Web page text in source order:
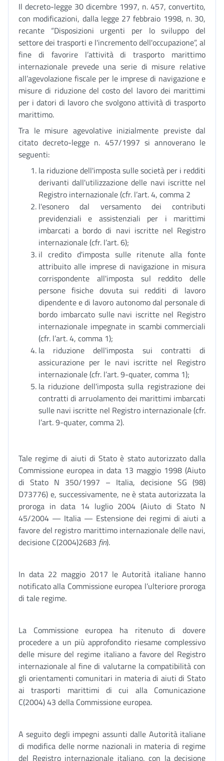
Il decreto-legge 30 dicembre 1997, n. 457, convertito,
con modificazioni, dalla legge 27 febbraio 1998, n. 30,
recante “Disposizioni urgenti per lo sviluppo del
settore dei trasporti e l'incremento dell'occupazione”, al
fine di favorire l’attività di trasporto marittimo
internazionale prevede una serie di misure relative
all’agevolazione fiscale per le imprese di navigazione e
misure di riduzione del costo del lavoro dei marittimi
per i datori di lavoro che svolgono attività di trasporto
marittimo.
Tra le misure agevolative inizialmente previste dal
citato decreto-legge n. 457/1997 si annoverano le
seguenti:
la riduzione dell'imposta sulle società per i redditi
derivanti dall'utilizzazione delle navi iscritte nel
Registro internazionale (cfr. l’art. 4, comma 2
l'esonero dal versamento dei contributi
previdenziali e assistenziali per i marittimi
imbarcati a bordo di navi iscritte nel Registro
internazionale (cfr. l’art. 6);
il credito d'imposta sulle ritenute alla fonte
attribuito alle imprese di navigazione in misura
corrispondente all'imposta sul reddito delle
persone fisiche dovuta sui redditi di lavoro
dipendente e di lavoro autonomo dal personale di
bordo imbarcato sulle navi iscritte nel Registro
internazionale impegnate in scambi commerciali
(cfr. l’art. 4, comma 1);
la riduzione dell'imposta sui contratti di
assicurazione per le navi iscritte nel Registro
internazionale (cfr. l’art. 9-quater, comma 1);
la riduzione dell'imposta sulla registrazione dei
contratti di arruolamento dei marittimi imbarcati
sulle navi iscritte nel Registro internazionale (cfr.
l’art. 9-quater, comma 2).
Tale regime di aiuti di Stato è stato autorizzato dalla
Commissione europea in data 13 maggio 1998 (Aiuto
di Stato N 350/1997 – Italia, decisione SG (98)
D73776) e, successivamente, ne è stata autorizzata la
proroga in data 14 luglio 2004 (Aiuto di Stato N
45/2004 — Italia — Estensione dei regimi di aiuti a
favore del registro marittimo internazionale delle navi,
decisione C(2004)2683 fin).
In data 22 maggio 2017 le Autorità italiane hanno
notificato alla Commissione europea l’ulteriore proroga
di tale regime.
La Commissione europea ha ritenuto di dovere
procedere a un più approfondito riesame complessivo
delle misure del regime italiano a favore del Registro
internazionale al fine di valutarne la compatibilità con
gli orientamenti comunitari in materia di aiuti di Stato
ai trasporti marittimi di cui alla Comunicazione
C(2004) 43 della Commissione europea.
A seguito degli impegni assunti dalle Autorità italiane
di modifica delle norme nazionali in materia di regime
del Registro internazionale italiano, con la decisione